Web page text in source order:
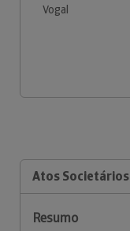
Vogal
Atos Societários
Resumo